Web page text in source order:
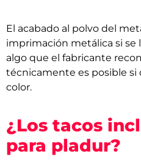
El acabado al polvo del
imprimación metálica si se
algo que el fabricante
técnicamente es posible si
color.
¿Los tacos
para pladur?